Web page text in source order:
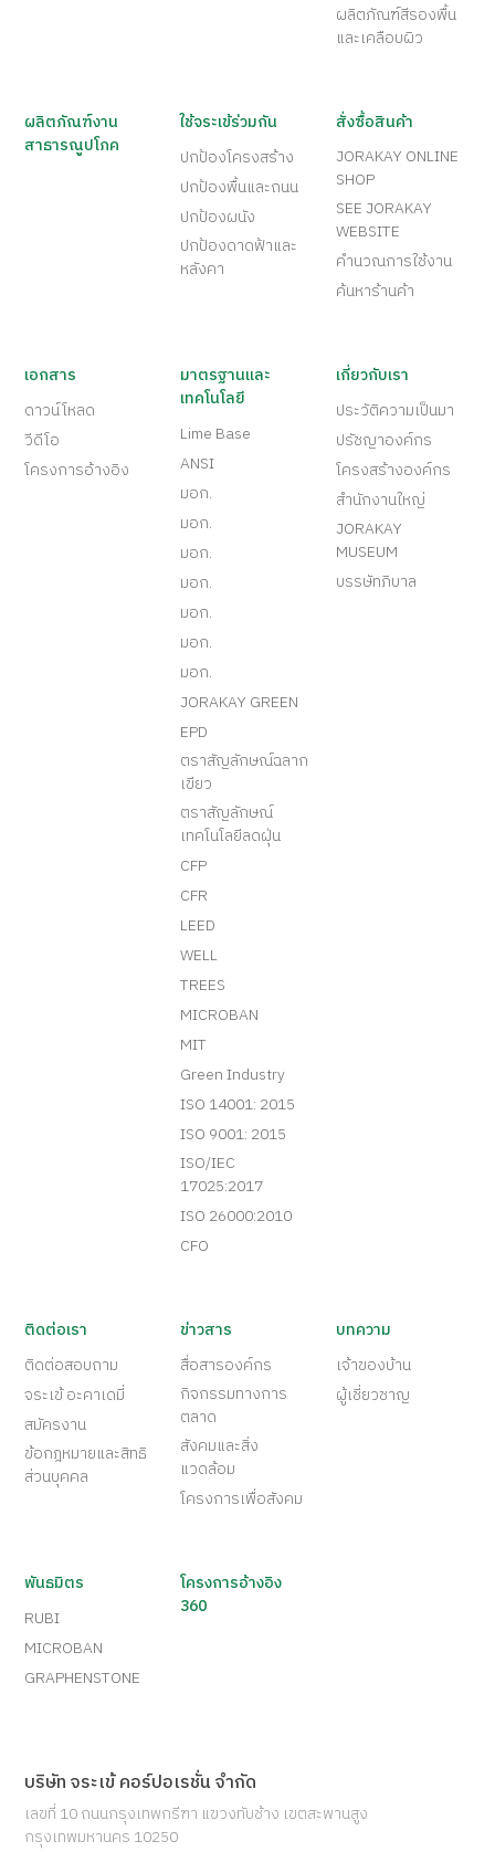
ผลิตภัณฑ์สีรองพื้น
และเคลือบผิว
ผลิตภัณฑ์งาน
สาธารณูปโภค
ใช้จระเข้ร่วมกัน
ปกป้องโครงสร้าง
ปกป้องพื้นและถนน
ปกป้องผนัง
ปกป้องดาดฟ้าและ
หลังคา
สั่งซื้อสินค้า
JORAKAY ONLINE
SHOP
SEE JORAKAY
WEBSITE
คำนวณการใช้งาน
ค้นหาร้านค้า
เอกสาร
ดาวน์โหลด
วีดีโอ
โครงการอ้างอิง
มาตรฐานและ
เทคโนโลยี
Lime Base
ANSI
มอก.
มอก.
มอก.
มอก.
มอก.
มอก.
มอก.
JORAKAY GREEN
EPD
ตราสัญลักษณ์ฉลาก
เขียว
ตราสัญลักษณ์
เทคโนโลยีลดฝุ่น
CFP
CFR
LEED
WELL
TREES
MICROBAN
MIT
Green Industry
ISO 14001: 2015
ISO 9001: 2015
ISO/IEC
17025:2017
ISO 26000:2010
CFO
เกี่ยวกับเรา
ประวัติความเป็นมา
ปรัชญาองค์กร
โครงสร้างองค์กร
สำนักงานใหญ่
JORAKAY
MUSEUM
บรรษัทภิบาล
ติดต่อเรา
ติดต่อสอบถาม
จระเข้ อะคาเดมี่
สมัครงาน
ข้อกฎหมายและสิทธิ
ส่วนบุคคล
ข่าวสาร
สื่อสารองค์กร
กิจกรรมทางการ
ตลาด
สังคมและสิ่ง
แวดล้อม
โครงการเพื่อสังคม
บทความ
เจ้าของบ้าน
ผู้เชี่ยวชาญ
พันธมิตร
RUBI
MICROBAN
GRAPHENSTONE
โครงการอ้างอิง
360
บริษัท จระเข้ คอร์ปอเรชั่น จำกัด
เลขที่ 10 ถนนกรุงเทพกรีฑา แขวงทับช้าง เขตสะพานสูง
กรุงเทพมหานคร 10250